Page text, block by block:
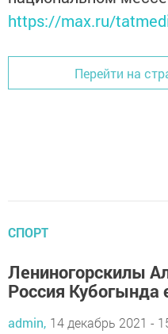
https://max.ru/
Перейти на
СПОРТ
Лениногорскилы
Россия Кубогында
admin, 14 декабрь 2021 -